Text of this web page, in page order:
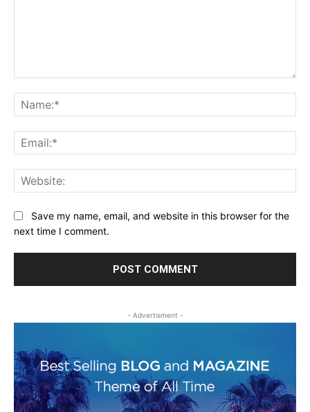
Save my name, email, and website in this browser for the
next time I comment.
- Advertisment -